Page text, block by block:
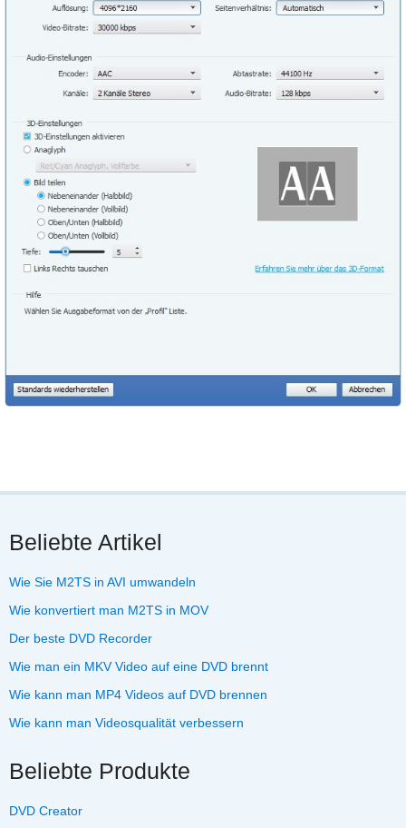
Beliebte Artikel
Wie Sie M2TS in AVI umwandeln
Wie konvertiert man M2TS in MOV
Der beste DVD Recorder
Wie man ein MKV Video auf eine DVD brennt
Wie kann man MP4 Videos auf DVD brennen
Wie kann man Videosqualität verbessern
Beliebte Produkte
DVD Creator